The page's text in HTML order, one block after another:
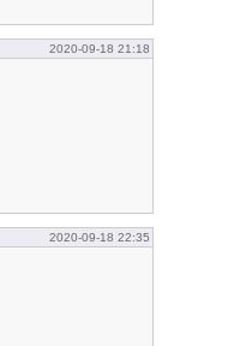
2020-09-18 21:18
2020-09-18 22:35